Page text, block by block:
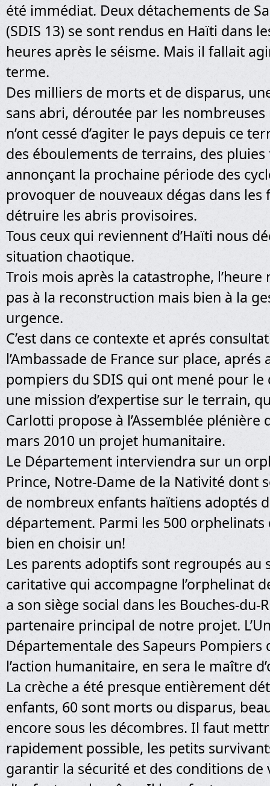
été immédiat. Deux détachements de
(SDIS 13) se sont rendus en Haïti dans
heures après le séisme. Mais il fallait
terme.
Des milliers de morts et de disparus,
sans abri, déroutée par les
n’ont cessé d’agiter le pays depuis ce
des éboulements de terrains, des
annonçant la prochaine période des
provoquer de nouveaux dégas dans les
détruire les abris provisoires.
Tous ceux qui reviennent d’Haïti nous
situation chaotique.
Trois mois après la catastrophe, l’heure
pas à la reconstruction mais bien à la
urgence.
C’est dans ce contexte et aprés
l’Ambassade de France sur place, aprés
pompiers du SDIS qui ont mené pour
une mission d’expertise sur le terrain,
Carlotti propose à l’Assemblée plénière
mars 2010 un projet humanitaire.
Le Département interviendra sur un
Prince, Notre-Dame de la Nativité dont
de nombreux enfants haïtiens adoptés
département. Parmi les 500
bien en choisir un!
Les parents adoptifs sont regroupés au
caritative qui accompagne l’orphelinat
a son siège social dans les Bouches-du-
partenaire principal de notre projet.
Départementale des Sapeurs Pompiers
l’action humanitaire, en sera le maître
La crèche a été presque entièrement
enfants, 60 sont morts ou disparus,
encore sous les décombres. Il faut
rapidement possible, les petits
garantir la sécurité et des conditions de